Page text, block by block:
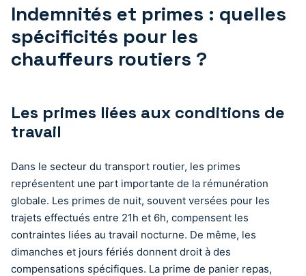
Indemnités et primes : quelles
spécificités pour les
chauffeurs routiers ?
Les primes liées aux conditions de
travail
Dans le secteur du transport routier, les primes
représentent une part importante de la rémunération
globale. Les primes de nuit, souvent versées pour les
trajets effectués entre 21h et 6h, compensent les
contraintes liées au travail nocturne. De même, les
dimanches et jours fériés donnent droit à des
compensations spécifiques. La prime de panier repas,